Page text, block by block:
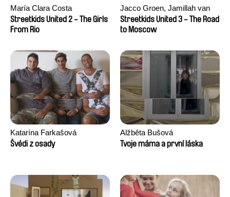
María Clara Costa
Streetkids United 2 - The Girls
From Rio
Jacco Groen, Jamillah van
der Hulst
Streetkids United 3 - The Road
to Moscow
Katarína Farkašová
Švédi z osady
Alžběta Bušová
Tvoje máma a první láska